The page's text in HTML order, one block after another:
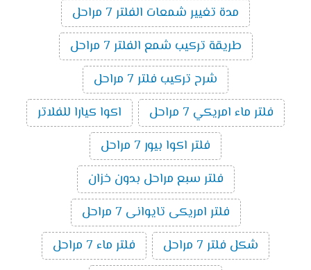
مدة تغيير شمعات الفلتر 7 مراحل
طريقة تركيب شمع الفلتر 7 مراحل
شرح تركيب فلتر 7 مراحل
فلتر ماء امريكي 7 مراحل
اكوا كيارا للفلاتر
فلتر اكوا بيور 7 مراحل
فلتر سبع مراحل بدون خزان
فلتر امريكى تايوانى 7 مراحل
شكل فلتر 7 مراحل
فلتر ماء 7 مراحل